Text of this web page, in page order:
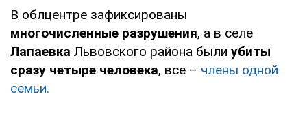
В облцентре зафиксированы
многочисленные разрушения, а в селе
Лапаевка Львовского района были убиты
сразу четыре человека, все – члены одной
семьи.